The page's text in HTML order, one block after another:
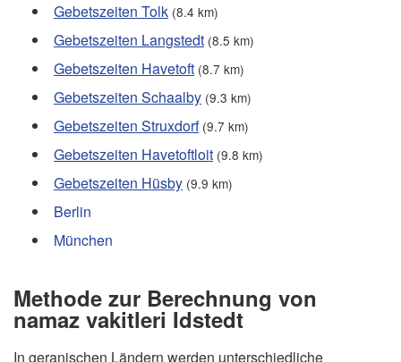
Gebetszeiten Tolk (8.4 km)
Gebetszeiten Langstedt (8.5 km)
Gebetszeiten Havetoft (8.7 km)
Gebetszeiten Schaalby (9.3 km)
Gebetszeiten Struxdorf (9.7 km)
Gebetszeiten Havetoftloit (9.8 km)
Gebetszeiten Hüsby (9.9 km)
Berlin
München
Methode zur Berechnung von
namaz vakitleri Idstedt
In geranischen Ländern werden unterschiedliche